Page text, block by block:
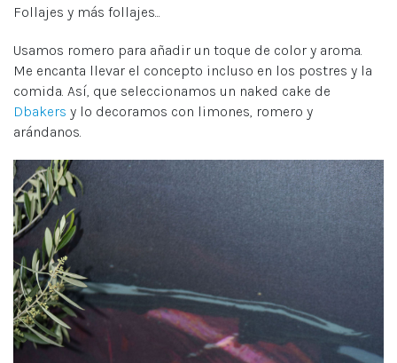
Follajes y más follajes...
Usamos romero para añadir un toque de color y aroma.
Me encanta llevar el concepto incluso en los postres y la
comida. Así, que seleccionamos un naked cake de
Dbakers y lo decoramos con limones, romero y
arándanos.